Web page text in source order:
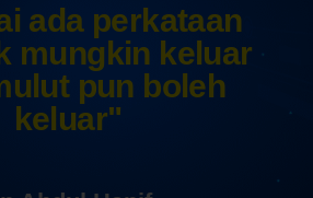
ada perkataan
mungkin keluar
pun boleh
keluar"